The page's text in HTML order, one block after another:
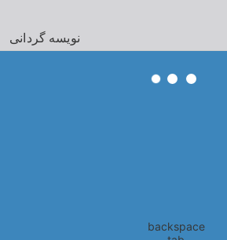
backspace
نویسه گردانی